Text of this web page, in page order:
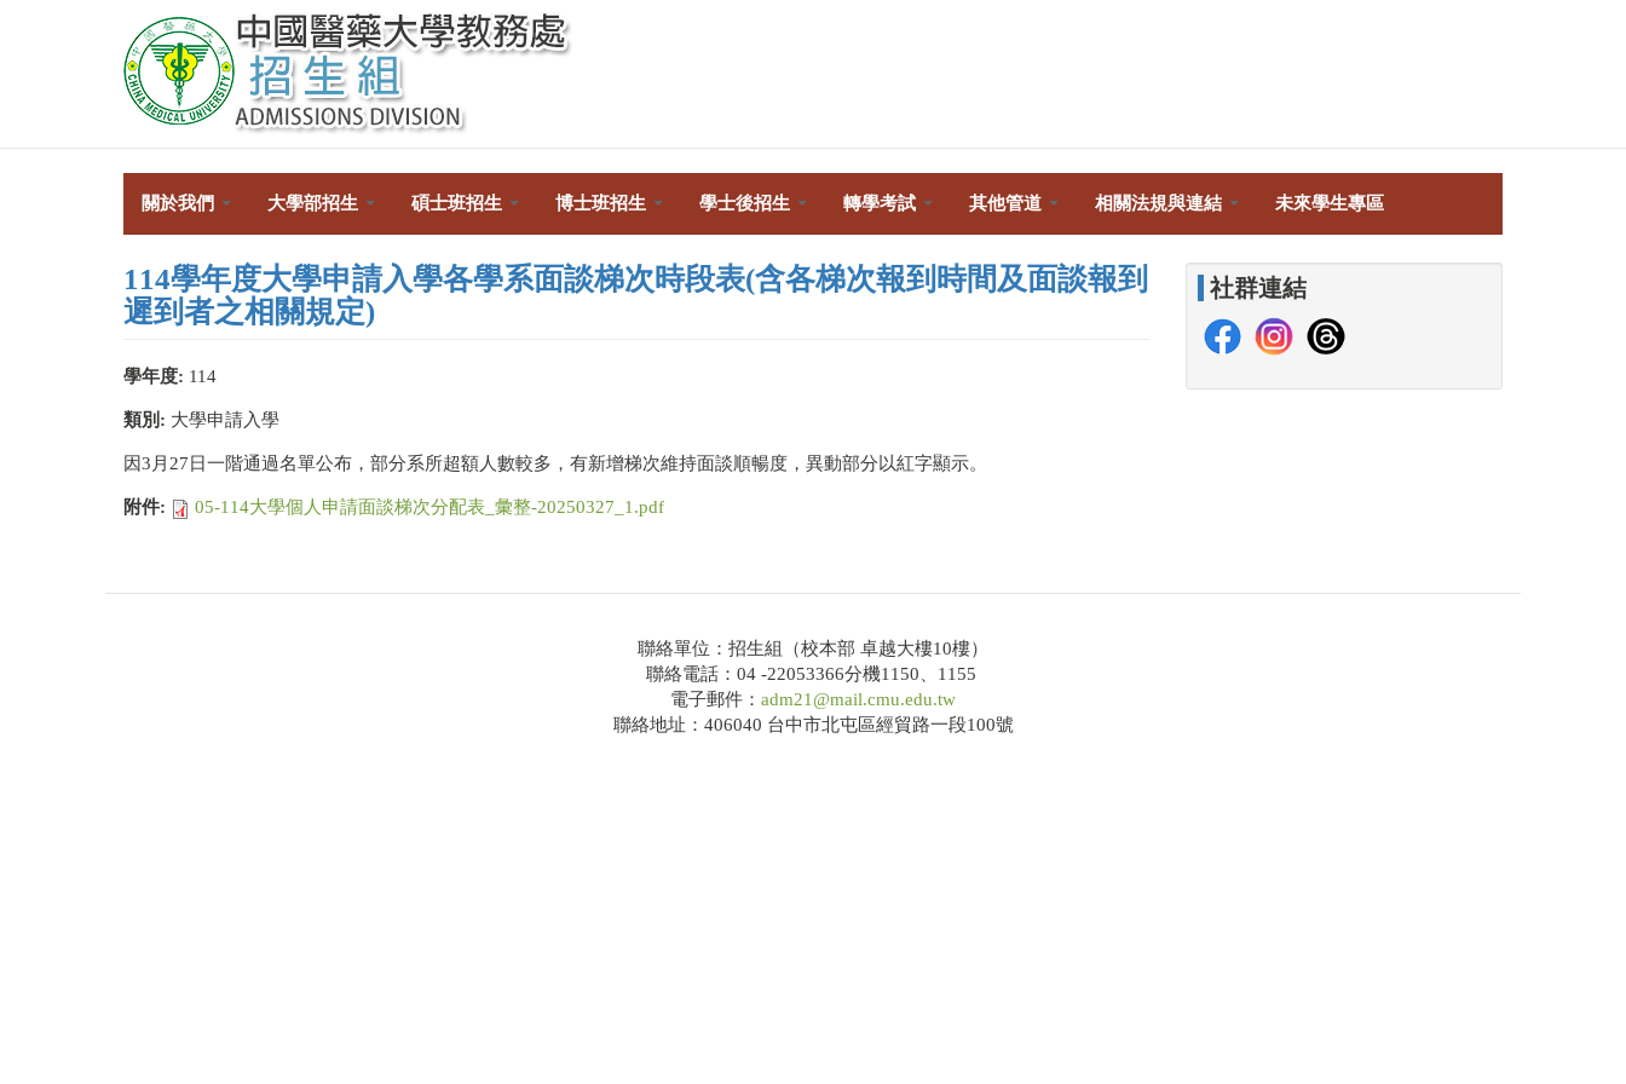
關於我們 大學部招生 碩士班招生 博士班招生 學士後招生 轉學考試 其他管道 相關法規與連結 未來學生專區
114學年度大學申請入學各學系面談梯次時段表(含各梯次報到時間及面談報到
遲到者之相關規定)
學年度: 114
類別: 大學申請入學
因3月27日一階通過名單公布，部分系所超額人數較多，有新增梯次維持面談順暢度，異動部分以紅字顯示。
附件: 05-114大學個人申請面談梯次分配表_彙整-20250327_1.pdf
社群連結
聯絡單位：招生組（校本部 卓越大樓10樓）
聯絡電話：04 -22053366分機1150、1155
電子郵件： adm21@mail.cmu.edu.tw
聯絡地址：406040 台中市北屯區經貿路一段100號